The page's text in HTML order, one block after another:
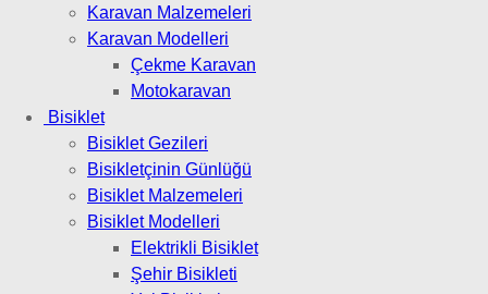
Karavan Malzemeleri
Karavan Modelleri
Çekme Karavan
Motokaravan
Bisiklet
Bisiklet Gezileri
Bisikletçinin Günlüğü
Bisiklet Malzemeleri
Bisiklet Modelleri
Elektrikli Bisiklet
Şehir Bisikleti